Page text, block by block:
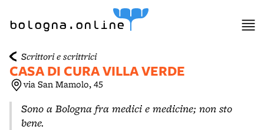
bologna.online
Scrittori e scrittrici
CASA DI CURA VILLA VERDE
via San Mamolo, 45
Sono a Bologna fra medici e medicine; non sto
bene.